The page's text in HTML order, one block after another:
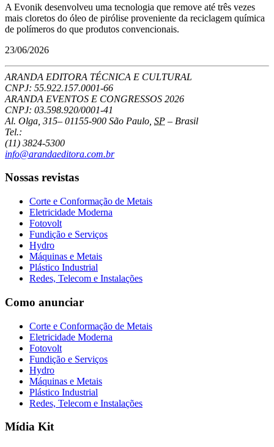
A Evonik desenvolveu uma tecnologia que remove até três vezes
mais cloretos do óleo de pirólise proveniente da reciclagem química
de polímeros do que produtos convencionais.
23/06/2026
ARANDA EDITORA TÉCNICA E CULTURAL
CNPJ: 55.922.157.0001-66
ARANDA EVENTOS E CONGRESSOS 2026
CNPJ: 03.598.920/0001-41
Al. Olga, 315– 01155-900 São Paulo SP – Brasil
Tel.:
(11) 3824-5300
info@arandaeditora.com.br
Nossas revistas
Corte e Conformação de Metais
Eletricidade Moderna
Fotovolt
Fundição e Serviços
Hydro
Máquinas e Metais
Plástico Industrial
Redes, Telecom e Instalações
Como anunciar
Corte e Conformação de Metais
Eletricidade Moderna
Fotovolt
Fundição e Serviços
Hydro
Máquinas e Metais
Plástico Industrial
Redes, Telecom e Instalações
Mídia Kit